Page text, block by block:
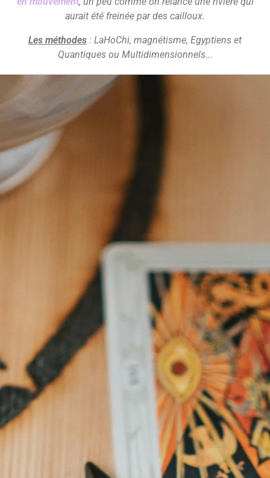
aurait été freinée par des cailloux.
Les méthodes : LaHoChi, magnétisme, Egyptiens et
Quantiques ou Multidimensionnels...